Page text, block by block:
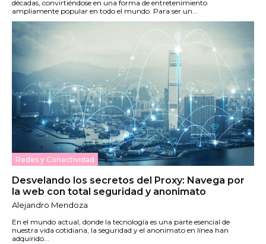
décadas, convirtiéndose en una forma de entretenimiento
ampliamente popular en todo el mundo. Para ser un...
Redes y Conectividad
Desvelando los secretos del Proxy: Navega por
la web con total seguridad y anonimato
Alejandro Mendoza
En el mundo actual, donde la tecnología es una parte esencial de
nuestra vida cotidiana, la seguridad y el anonimato en línea han
adquirido...